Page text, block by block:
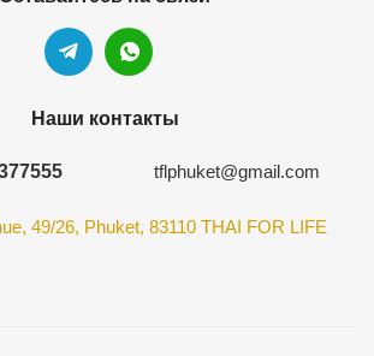
Наши контакты
tflphuket@gmail.com
49/26, Phuket, 83110 THAI FOR LIFE